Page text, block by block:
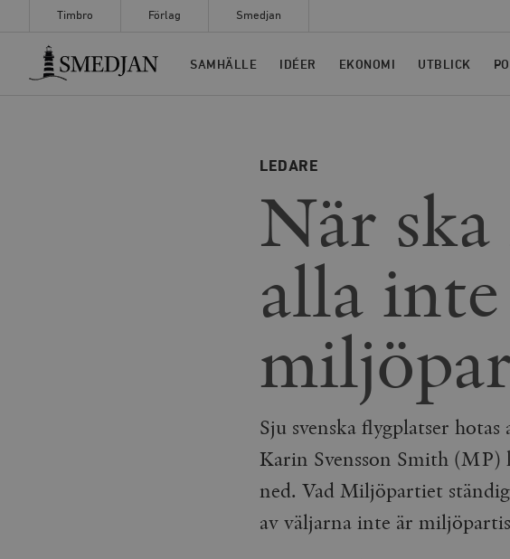
Timbro Förlag Smedjan
Timbro
SAMHÄLLE IDÉER EKONOMI UTBLICK
LEDARE
När
alla
Sju svenska flygplatser
Karin Svensson Smith (MP)
ned. Vad Miljöpartiet
av väljarna inte är